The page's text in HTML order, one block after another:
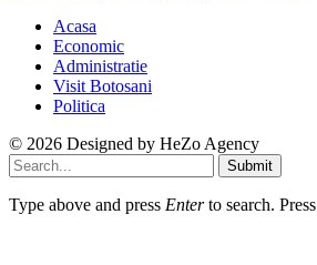
Acasa
Economic
Administratie
Visit Botosani
Politica
© 2026 Designed by HeZo Agency
Submit
Type above and press Enterto search. Press